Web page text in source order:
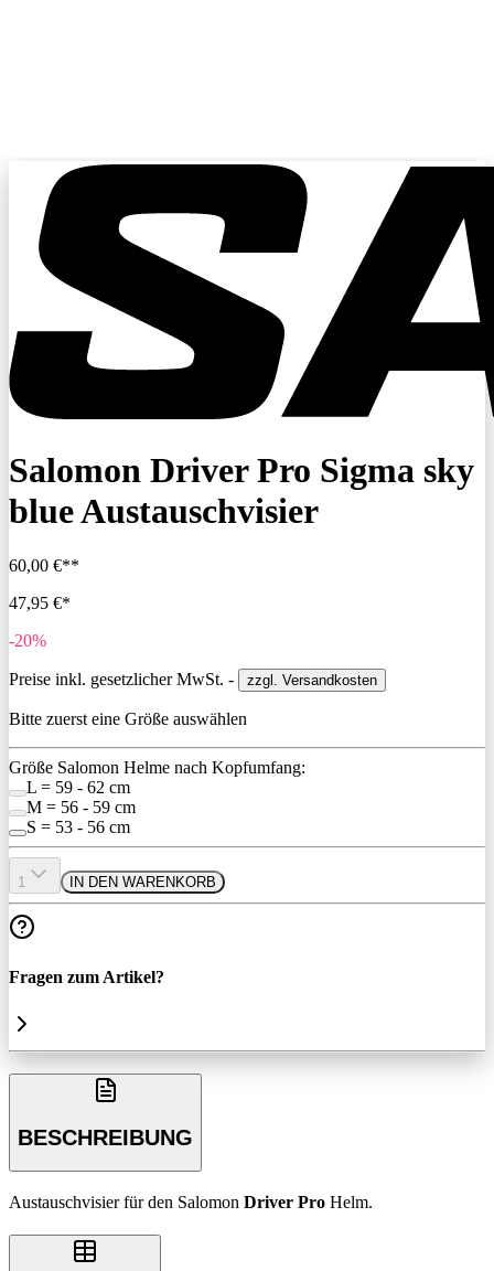
Salomon Driver Pro Sigma sky
blue Austauschvisier
60,00 €**
47,95 €*
-20%
Preise inkl. gesetzlicher MwSt. - zzgl. Versandkosten
Bitte zuerst eine Größe auswählen
Größe Salomon Helme nach Kopfumfang:
L = 59 - 62 cm
M = 56 - 59 cm
S = 53 - 56 cm
1 IN DEN WARENKORB
Fragen zum Artikel?
BESCHREIBUNG
Austauschvisier für den Salomon Driver Pro Helm.